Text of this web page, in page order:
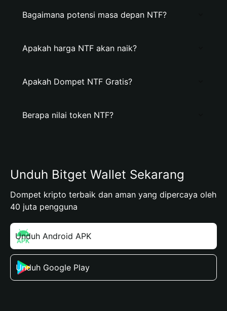
Bagaimana potensi masa depan NTF?
Apakah harga NTF akan naik?
Apakah Dompet NTF Gratis?
Berapa nilai token NTF?
Unduh Bitget Wallet Sekarang
Dompet kripto terbaik dan aman yang dipercaya oleh
40 juta pengguna
Unduh Android APK
Unduh Google Play